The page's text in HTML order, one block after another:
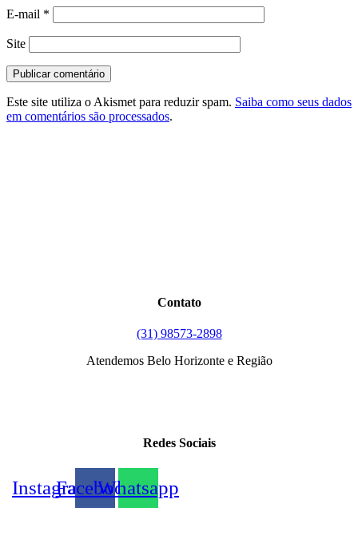
E-mail *
Site
Este site utiliza o Akismet para reduzir spam. Saiba como seus dados
em comentários são processados.
Contato
(31) 98573-2898
Atendemos Belo Horizonte e Região
Redes Sociais
InstagramFacebookWhatsapp